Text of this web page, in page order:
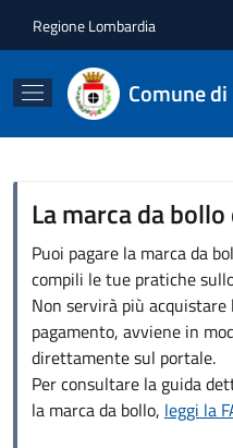
Regione Lombardia
Comune
La marca da
Puoi pagare la marca da
compili le tue pratiche
Non servirà più acquistare
pagamento, avviene in
direttamente sul portale.
Per consultare la guida
la marca da bollo, leggi la